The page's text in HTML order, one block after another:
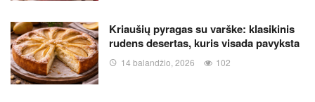
Kriaušių pyragas su varške: klasikinis
rudens desertas, kuris visada pavyksta
14 balandžio, 2026 102